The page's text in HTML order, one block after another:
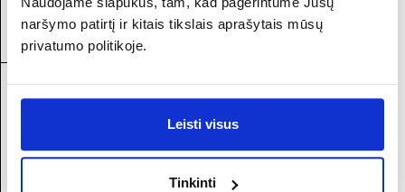
naršymo patirtį ir kitais tikslais aprašytais mūsų
privatumo politikoje.
Leisti visus
Tinkinti
× 10 =
€2,20
pradedant
Interactiv
0,05 %
vertės,
0,07 %
per metus
Taip –
sumoms;